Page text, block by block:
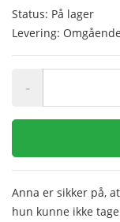
Status: På lager
Levering:
-
Anna er sikker på,
hun kunne ikke